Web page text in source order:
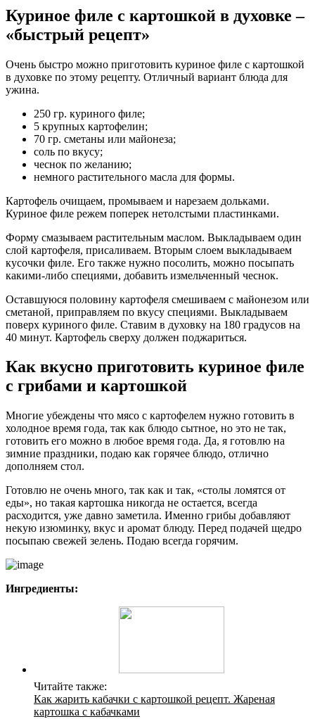
Куриное филе с картошкой в духовке –
«быстрый рецепт»
Очень быстро можно приготовить куриное филе с картошкой
в духовке по этому рецепту. Отличный вариант блюда для
ужина.
250 гр. куриного филе;
5 крупных картофелин;
70 гр. сметаны или майонеза;
соль по вкусу;
чеснок по желанию;
немного растительного масла для формы.
Картофель очищаем, промываем и нарезаем дольками.
Куриное филе режем поперек нетолстыми пластинками.
Форму смазываем растительным маслом. Выкладываем один
слой картофеля, присаливаем. Вторым слоем выкладываем
кусочки филе. Его также нужно посолить, можно посыпать
какими-либо специями, добавить измельченный чеснок.
Оставшуюся половину картофеля смешиваем с майонезом или
сметаной, приправляем по вкусу специями. Выкладываем
поверх куриного филе. Ставим в духовку на 180 градусов на
40 минут. Картофель сверху должен поджариться.
Как вкусно приготовить куриное филе
с грибами и картошкой
Многие убеждены что мясо с картофелем нужно готовить в
холодное время года, так как блюдо сытное, но это не так,
готовить его можно в любое время года. Да, я готовлю на
зимние праздники, подаю как горячее блюдо, отлично
дополняем стол.
Готовлю не очень много, так как и так, «столы ломятся от
еды», но такая картошка никогда не остается, всегда
расходится, уже давно заметила. Именно грибы добавляют
некую изюминку, вкус и аромат блюду. Перед подачей щедро
посыпаю свежей зелень. Подаю всегда горячим.
Ингредиенты:
Читайте также:
Как жарить кабачки с картошкой рецепт. Жареная
картошка с кабачками